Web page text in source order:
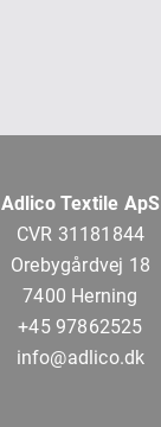
Adlico Textile ApS
CVR 31181844
Orebygårdvej 18
7400 Herning
+45 97862525
info@adlico.dk